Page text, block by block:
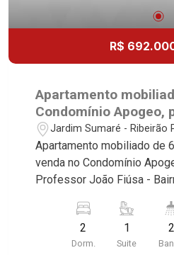
R$
Apartamento
Condomínio Apogeo,
Avenida Professor
Ribeirão Preto/SP.
Jardim Sumaré - Ribeirão
Apartamento mobiliado de
venda no Condomínio
Professor João Fiúsa -
deste imóvel que a
selecionou para você: - 67m² de área útil - 2
dormitórios com armários e
2
Dorm.
1
Suite
2